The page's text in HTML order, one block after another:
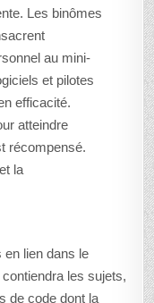
Les binômes
au mini-
et pilotes
efficacité.
atteindre
récompensé.
la
lien dans le
les sujets,
de code dont la